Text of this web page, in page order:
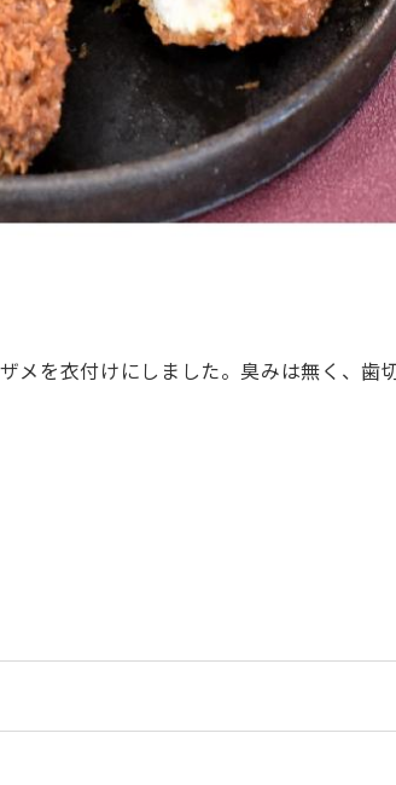
メを衣付けにしました。臭みは無く、歯